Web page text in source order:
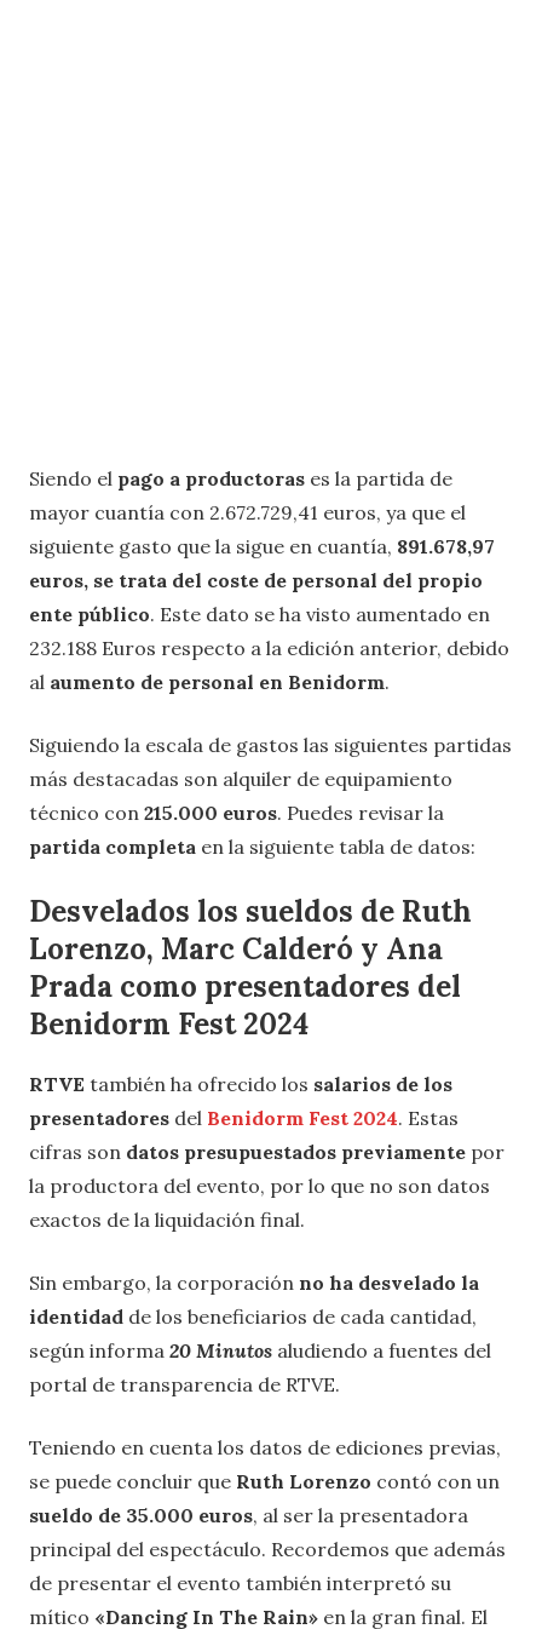
Siendo el pago a productoras es la partida de
mayor cuantía con 2.672.729,41 euros, ya que el
siguiente gasto que la sigue en cuantía, 891.678,97
euros, se trata del coste de personal del propio
ente público. Este dato se ha visto aumentado en
232.188 Euros respecto a la edición anterior, debido
al aumento de personal en Benidorm.
Siguiendo la escala de gastos las siguientes partidas
más destacadas son alquiler de equipamiento
técnico con 215.000 euros. Puedes revisar la
partida completa en la siguiente tabla de datos:
Desvelados los sueldos de Ruth
Lorenzo, Marc Calderó y Ana
Prada como presentadores del
Benidorm Fest 2024
RTVE también ha ofrecido los salarios de los
presentadores del Benidorm Fest 2024. Estas
cifras son datos presupuestados previamente por
la productora del evento, por lo que no son datos
exactos de la liquidación final.
Sin embargo, la corporación no ha desvelado la
identidad de los beneficiarios de cada cantidad,
según informa 20 Minutos aludiendo a fuentes del
portal de transparencia de RTVE.
Teniendo en cuenta los datos de ediciones previas,
se puede concluir que Ruth Lorenzo contó con un
sueldo de 35.000 euros, al ser la presentadora
principal del espectáculo. Recordemos que además
de presentar el evento también interpretó su
mítico «Dancing In The Rain» en la gran final. El